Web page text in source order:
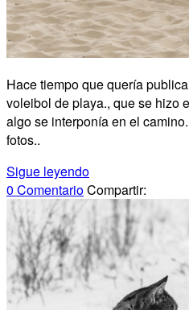
Hace tiempo que quería
voleibol de playa., que se hizo
algo se interponía en el
fotos..
Sigue leyendo
0 ComentarioCompartir: